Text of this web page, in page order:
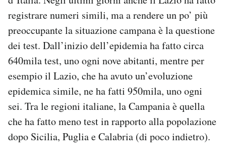
registrare numeri simili, ma a rendere un po’ più
preoccupante la situazione campana è la questione
dei test. Dall’inizio dell’epidemia ha fatto circa
640mila test, uno ogni nove abitanti, mentre per
esempio il Lazio, che ha avuto un’evoluzione
epidemica simile, ne ha fatti 950mila, uno ogni
sei. Tra le regioni italiane, la Campania è quella
che ha fatto meno test in rapporto alla popolazione
dopo Sicilia, Puglia e Calabria (di poco indietro).